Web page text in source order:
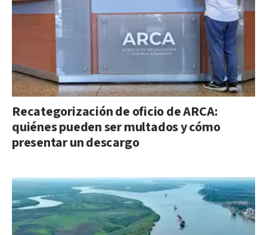
Recategorización de oficio de ARCA:
quiénes pueden ser multados y cómo
presentar un descargo